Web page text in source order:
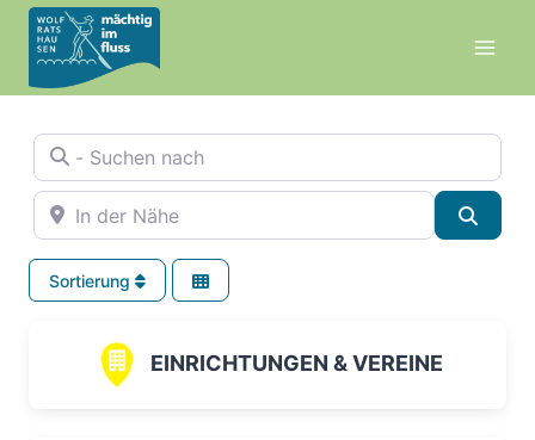
Zum
Inhalt
springen
- Suchen nach
In der Nähe
Sortierung
EINRICHTUNGEN & VEREINE